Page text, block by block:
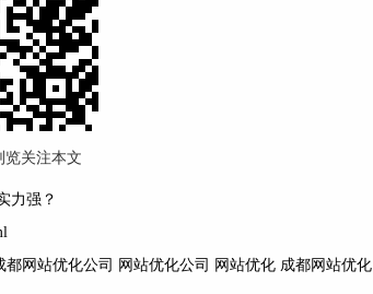
览关注本文
力强？
都网站优化公司 网站优化公司 网站优化 成都网站优化